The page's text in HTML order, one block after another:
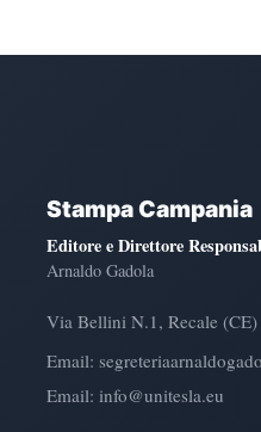
Stampa Campania
Editore e Direttore
Arnaldo Gadola
Via Bellini N.1, Recale (CE)
Email:
Email: info@unitesla.eu